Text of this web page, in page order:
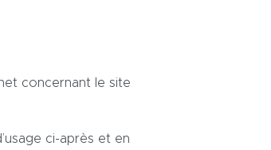
concernant le site
ci-après et en